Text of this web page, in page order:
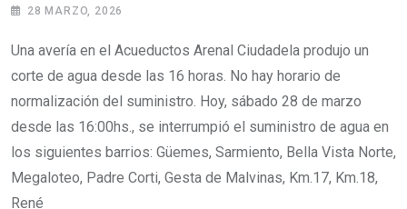
28 MARZO, 2026
Una avería en el Acueductos Arenal Ciudadela produjo un
corte de agua desde las 16 horas. No hay horario de
normalización del suministro. Hoy, sábado 28 de marzo
desde las 16:00hs., se interrumpió el suministro de agua en
los siguientes barrios: Güemes, Sarmiento, Bella Vista Norte,
Megaloteo, Padre Corti, Gesta de Malvinas, Km.17, Km.18,
René